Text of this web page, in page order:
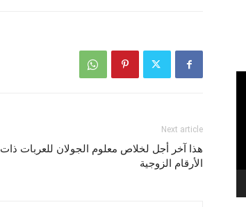
Next article
هذا آخر أجل لخلاص معلوم الجولان للعربات ذات
الأرقام الزوجية